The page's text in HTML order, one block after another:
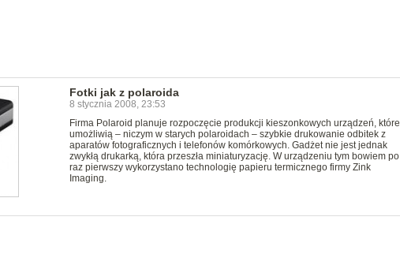
Fotki jak z polaroida
8 stycznia 2008, 23:53
Firma Polaroid planuje rozpoczęcie produkcji kieszonkowych urządzeń, które
umożliwią – niczym w starych polaroidach – szybkie drukowanie odbitek z
aparatów fotograficznych i telefonów komórkowych. Gadżet nie jest jednak
zwykłą drukarką, która przeszła miniaturyzację. W urządzeniu tym bowiem po
raz pierwszy wykorzystano technologię papieru termicznego firmy Zink
Imaging.